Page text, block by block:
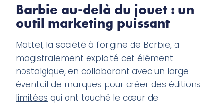
Barbie au-delà du jouet : un
outil marketing puissant
Mattel, la société à l'origine de Barbie, a
magistralement exploité cet élément
nostalgique, en collaborant avecun large
éventail de marques pour créer des éditions
limitées qui ont touché le cœur de